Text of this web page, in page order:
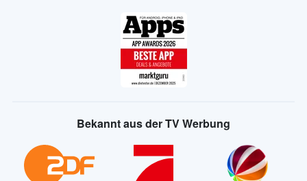
Bekannt aus der TV Werbung